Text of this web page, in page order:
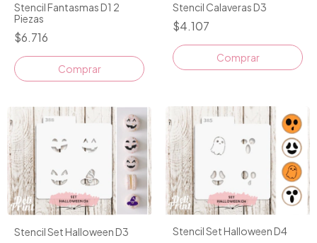
Stencil Fantasmas D1 2
Piezas
$6.716
Stencil Calaveras D3
$4.107
Stencil Set Halloween D3 Stencil Set Halloween D4